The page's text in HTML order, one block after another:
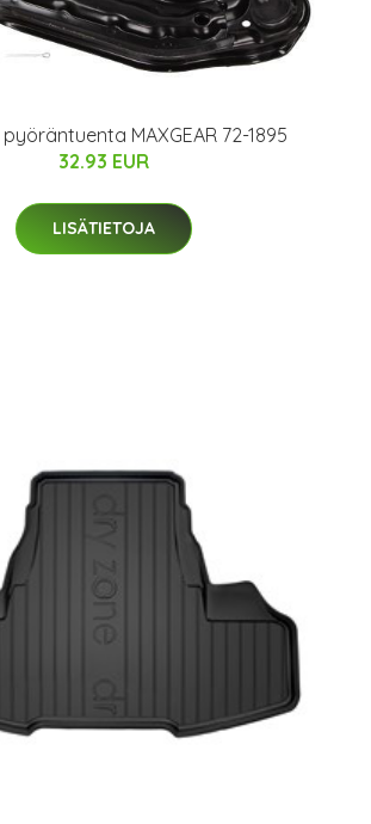
pyöräntuenta MAXGEAR 72-1895
32.93 EUR
LISÄTIETOJA